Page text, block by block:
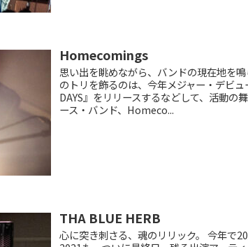
Homecomings
思い出を眺めながら、バンドの現在地を鳴
のトリを飾るのは、今年メジャー・デビ
DAYS』をリリースするなどして、活動の
ース・バンド、Homeco...
THA BLUE HERB
心に突き刺さる、魂のリリック。 今年で